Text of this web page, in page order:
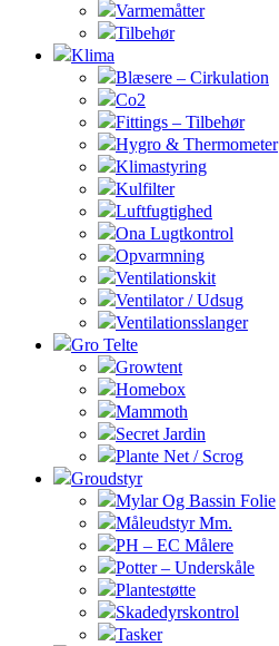
Varmemåtter
Tilbehør
Klima
Blæsere – Cirkulation
Co2
Fittings – Tilbehør
Hygro & Thermometer
Klimastyring
Kulfilter
Luftfugtighed
Ona Lugtkontrol
Opvarmning
Ventilationskit
Ventilator / Udsug
Ventilationsslanger
Gro Telte
Growtent
Homebox
Mammoth
Secret Jardin
Plante Net / Scrog
Groudstyr
Mylar Og Bassin Folie
Måleudstyr Mm.
PH – EC Målere
Potter – Underskåle
Plantestøtte
Skadedyrskontrol
Tasker